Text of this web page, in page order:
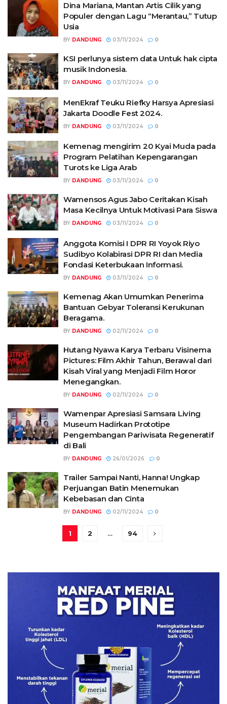
Dina Mariana, Mantan Artis Cilik yang
Populer dengan Lagu “Merantau,” Tutup
Usia
BY DANDUNG 03/11/2024 0
KSI perlunya sistem data Untuk hak cipta
musik Indonesia.
BY DANDUNG 03/11/2024 0
MenEkraf Teuku Riefky Harsya Apresiasi
Jakarta Doodle Fest 2024.
BY DANDUNG 03/11/2024 0
Kemenag mengirim 20 Kyai Muda pada
Program Pelatihan Kepengarangan
Turots ke Liga Arab
BY DANDUNG 03/11/2024 0
Wamensos Agus Jabo Ceritakan Kisah
Masa Kecilnya Untuk Motivasi Para Siswa
BY DANDUNG 03/11/2024 0
Anggota Komisi I DPR RI Yoyok Riyo
Sudibyo Kolabirasi DPR RI dan Media
Fondasi Keterbukaan Informasi.
BY DANDUNG 03/11/2024 0
Kemenag Akan Umumkan Penerima
Bantuan Gebyar Toleransi Kerukunan
Beragama.
BY DANDUNG 02/11/2024 0
Hutang Nyawa Karya Terbaru Visinema
Pictures: Film Akhir Tahun, Berawal dari
Kisah Viral yang Menjadi Film Horor
Menegangkan.
BY DANDUNG 02/11/2024 0
Wamenpar Apresiasi Samsara Living
Museum Hadirkan Prototipe
Pengembangan Pariwisata Regeneratif
di Bali
BY DANDUNG 26/01/2026 0
Trailer Sampai Nanti, Hanna! Ungkap
Perjuangan Batin Menemukan
Kebebasan dan Cinta
BY DANDUNG 02/11/2024 0
1 2 … 94